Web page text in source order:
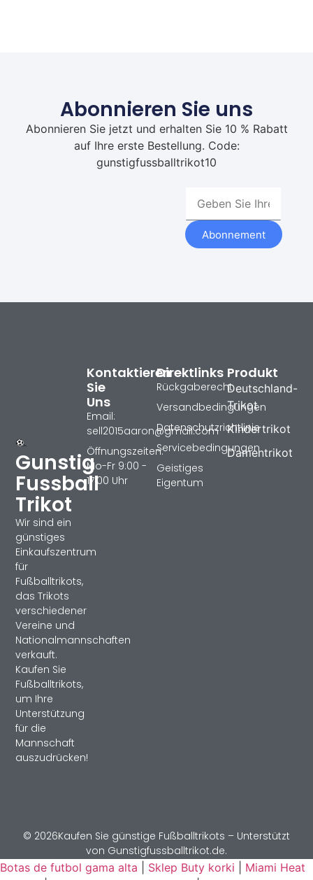
Abonnieren Sie uns
Abonnieren Sie jetzt und erhalten Sie 10 % Rabatt
auf Ihre erste Bestellung. Code:
gunstigfussballtrikot10
Abonnement
Gunstig
Fussball
Trikot
Wir sind ein
günstiges
Einkaufszentrum
für
Fußballtrikots,
das Trikots
verschiedener
Vereine und
Nationalmannschaften
verkauft.
Kaufen Sie
Fußballtrikots,
um Ihre
Unterstützung
für die
Mannschaft
auszudrücken!
Produkt
Deutschland-
Trikot
Kindertrikot
Damentrikot
Direktlinks
Rückgaberecht
Versandbedingungen
Datenschutzrichtlinie
Servicebedingungen
Geistiges
Eigentum
Kontaktieren
Sie
Uns
Email:
sell2015aaron@gmail.com
Öffnungszeiten:
Mo-Fr 9:00 -
17:00 Uhr
© 2026Kaufen Sie günstige Fußballtrikots – Unterstützt
von Gunstigfussballtrikot.de.
Botas de futbol gama alta
Sklep Buty korki
Miami Heat